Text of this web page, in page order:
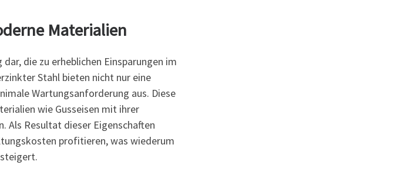
Materialien
die zu erheblichen Einsparungen im
Stahl bieten nicht nur eine
Wartungsanforderung aus. Diese
wie Gusseisen mit ihrer
Als Resultat dieser Eigenschaften
profitieren, was wiederum